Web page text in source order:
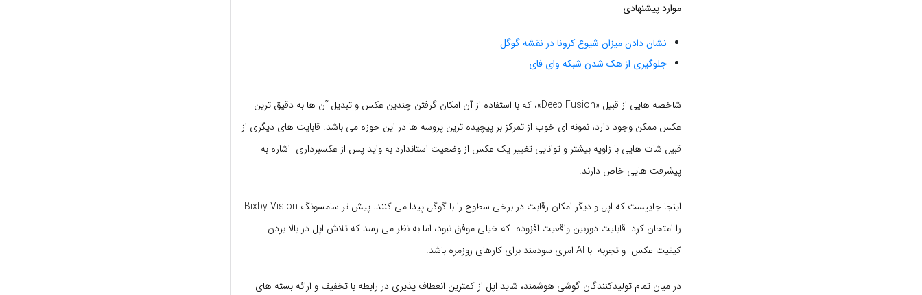
موارد پیشنهادی
نشان دادن میزان شیوع کرونا در نقشه گوگل
جلوگیری از هک شدن شبکه وای فای
شاخصه هایی از قبیل «Deep Fusion»، که با استفاده از آن امکان گرفتن چندین عکس و تبدیل آن ها به دقیق ترین
عکس ممکن وجود دارد، نمونه ای خوب از تمرکز بر پیچیده ترین پروسه ها در این حوزه می باشد. قابایت های دیگری از
قبیل شات هایی با زاویه بیشتر و توانایی تغییر یک عکس از وضعیت استاندارد به واید پس از عکسبرداری اشاره به
پیشرفت هایی خاص دارند.
اینجا جاییست که اپل و دیگر امکان رقابت در برخی سطوح را با گوگل پیدا می کنند. پیش تر سامسونگ Bixby Vision
را امتحان کرد- قابلیت دوربین واقعیت افزوده- که خیلی موفق نبود، اما به نظر می رسد که تلاش اپل در بالا بردن
کیفیت عکس- و تجربه- با AI امری سودمند برای کارهای روزمره باشد.
در میان تمام تولیدکنندگان گوشی هوشمند، شاید اپل از کمترین انعطاف پذیری در رابطه با تخفیف و ارائه بسته های